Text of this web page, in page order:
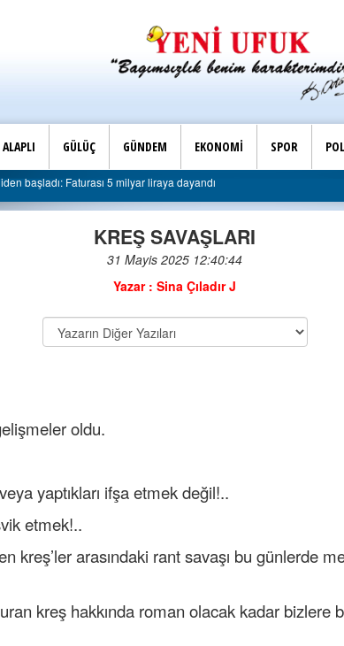
ALAPLI GÜLÜÇ GÜNDEM EKONOMİ SPOR
başladı: Faturası 5 milyar liraya dayandı
KREŞ SAVAŞLARI
31 Mayis 2025 12:40:44
Yazar : Sina Çıladır J
oldu.
yaptıkları ifşa etmek değil!..
etmek!..
kreş’ler arasındaki rant savaşı bu günlerde
kreş hakkında roman olacak kadar bizlere